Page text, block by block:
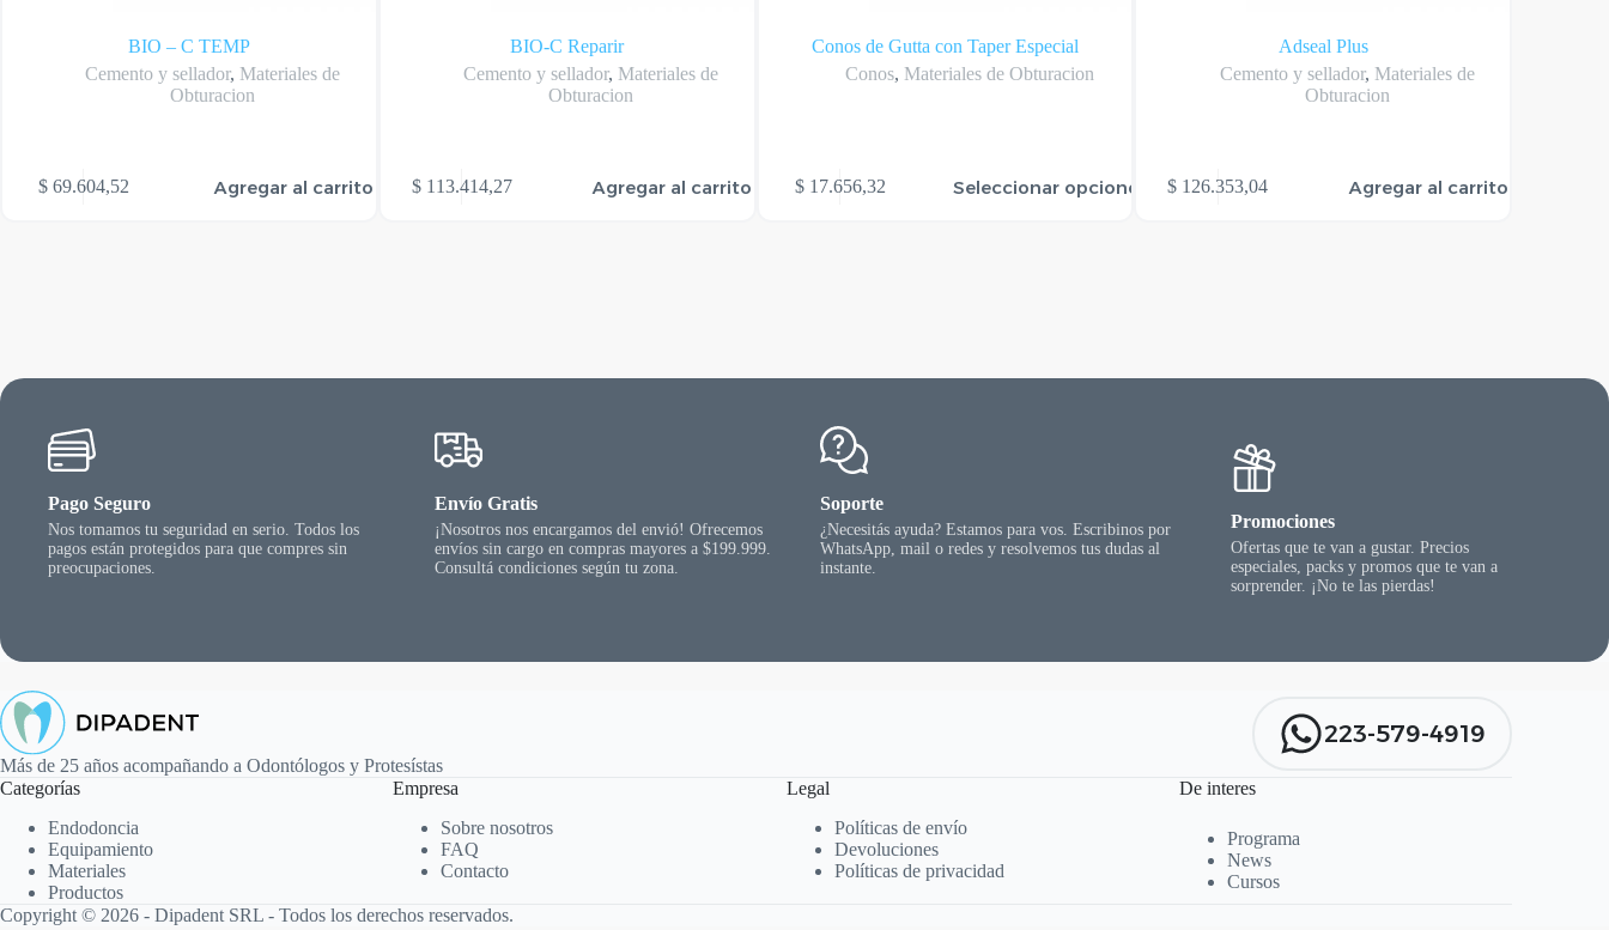
BIO – C TEMP
Cemento y sellador, Materiales de
Obturacion
$69.604,52 Agregar al carrito
BIO-C Reparir
Cemento y sellador, Materiales de
Obturacion
$113.414,27 Agregar al carrito
Conos de Gutta con Taper Especial
Conos, Materiales de Obturacion
$17.656,32 Seleccionar opciones
producto
en
Adseal Plus
Cemento y sellador, Materiales de
Obturacion
$ 126.353,04 Agregar al carrito
Pago Seguro
Nos tomamos tu seguridad en serio. Todos los
pagos están protegidos para que compres sin
preocupaciones.
Envío Gratis
¡Nosotros nos encargamos del envió! Ofrecemos
envíos sin cargo en compras mayores a $199.999.
Consultá condiciones según tu zona.
Soporte
¿Necesitás ayuda? Estamos para vos. Escribinos por
WhatsApp, mail o redes y resolvemos tus dudas al
instante.
Promociones
Ofertas que te van a gustar. Precios
especiales, packs y promos que te van a
sorprender. ¡No te las pierdas!
Más de 25 años acompañando a Odontólogos y Protesístas
223-579-4919
Categorías
Endodoncia
Equipamiento
Materiales
Productos
Empresa
Sobre nosotros
FAQ
Contacto
Legal
Políticas de envío
Devoluciones
Políticas de privacidad
De interes
Programa
News
Cursos
Copyright © 2026 - Dipadent SRL - Todos los derechos reservados.